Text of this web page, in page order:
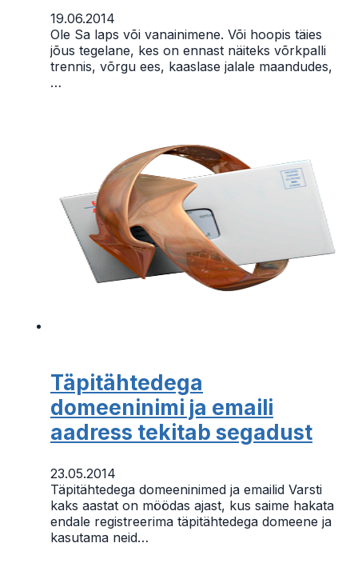
19.06.2014
Ole Sa laps või vanainimene. Või hoopis täies
jõus tegelane, kes on ennast näiteks võrkpalli
trennis, võrgu ees, kaaslase jalale maandudes,
…
Täpitähtedega
domeeninimi ja emaili
aadress tekitab segadust
23.05.2014
Täpitähtedega domeeninimed ja emailid Varsti
kaks aastat on möödas ajast, kus saime hakata
endale registreerima täpitähtedega domeene ja
kasutama neid…